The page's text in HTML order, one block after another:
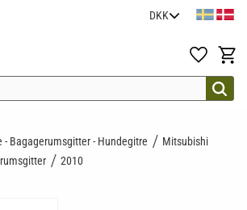
Favoritter
- Bagagerumsgitter - Hundegitre
Mitsubishi
2010